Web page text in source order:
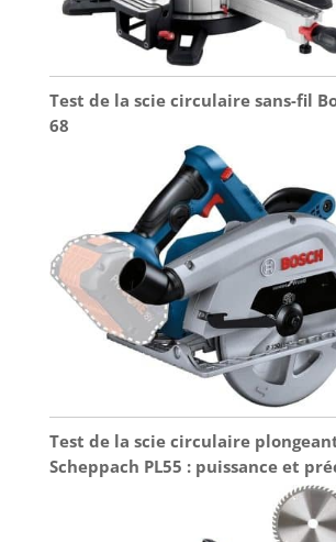
Test de la scie circulaire sans-fil
68
Test de la scie circulaire
Scheppach PL55 : puissance et